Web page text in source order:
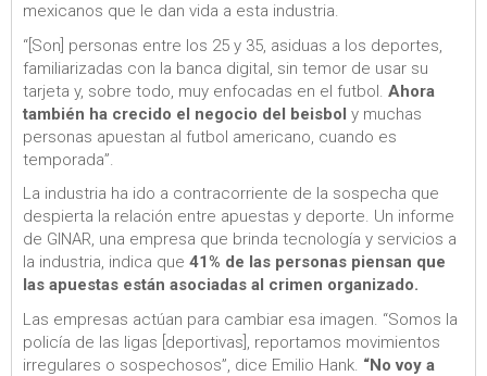
mexicanos que le dan vida a esta industria.
“[Son] personas entre los 25 y 35, asiduas a los deportes,
familiarizadas con la banca digital, sin temor de usar su
tarjeta y, sobre todo, muy enfocadas en el futbol. Ahora
también ha crecido el negocio del beisbol y muchas
personas apuestan al futbol americano, cuando es
temporada”.
La industria ha ido a contracorriente de la sospecha que
despierta la relación entre apuestas y deporte. Un informe
de GINAR, una empresa que brinda tecnología y servicios a
la industria, indica que 41% de las personas piensan que
las apuestas están asociadas al crimen organizado.
Las empresas actúan para cambiar esa imagen. “Somos la
policía de las ligas [deportivas], reportamos movimientos
irregulares o sospechosos”, dice Emilio Hank. “No voy a